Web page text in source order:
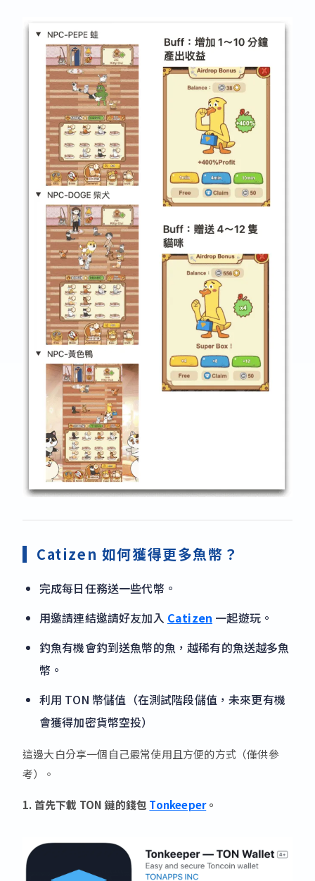
Catizen 如何獲得更多魚幣？
完成每日任務送一些代幣。
用邀請連結邀請好友加入 Catizen 一起遊玩。
釣魚有機會釣到送魚幣的魚，越稀有的魚送越多魚
幣。
利用 TON 幣儲值（在測試階段儲值，未來更有機
會獲得加密貨幣空投）
這邊大白分享一個自己最常使用且方便的方式（僅供參
考）。
1. 首先下載 TON 鏈的錢包 Tonkeeper。